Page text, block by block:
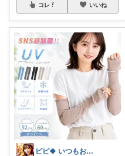
コレ いいね
ピピ🍀 いつもお立ち寄りありがとう🥰